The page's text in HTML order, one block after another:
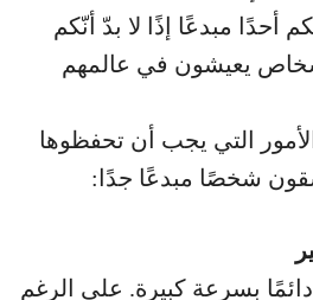
أحدًا مبدعًا إذًا لا بدّ أنّكم
يعيشون في عالمهم
الأمور التي يجب أن تحفظوها
شخصًا مبدعًا جدًا:
بسرعة كبيرة. على الرغم